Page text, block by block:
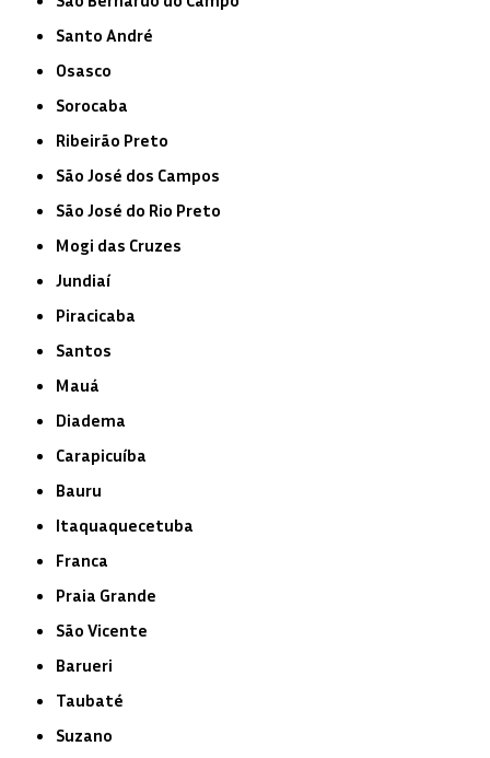
Santo André
Osasco
Sorocaba
Ribeirão Preto
São José dos Campos
São José do Rio Preto
Mogi das Cruzes
Jundiaí
Piracicaba
Santos
Mauá
Diadema
Carapicuíba
Bauru
Itaquaquecetuba
Franca
Praia Grande
São Vicente
Barueri
Taubaté
Suzano